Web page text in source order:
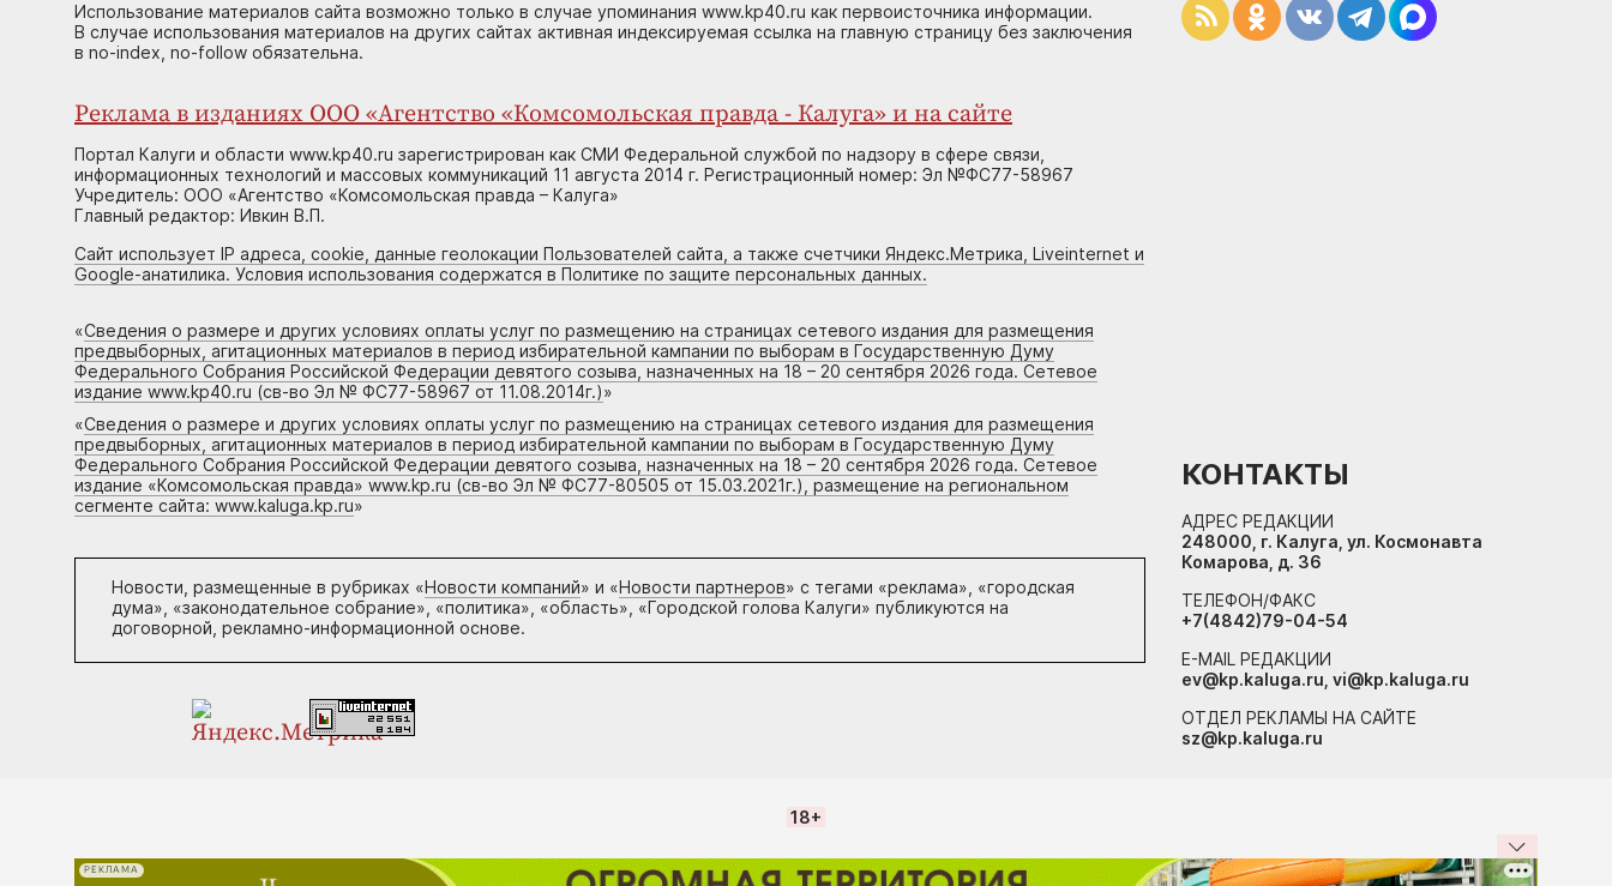
Использование материалов сайта возможно только в случае упоминания www.kp40.ru как первоисточника информации.
В случае использования материалов на других сайтах активная индексируемая ссылка на главную страницу без заключения
в no-index, no-follow обязательна.
Реклама в изданиях ООО «Агентство «Комсомольская правда - Калуга» и на сайте
Портал Калуги и области www.kp40.ru зарегистрирован как СМИ Федеральной службой по надзору в сфере связи,
информационных технологий и массовых коммуникаций 11 августа 2014 г. Регистрационный номер: Эл №ФС77-58967
Учредитель: ООО «Агентство «Комсомольская правда – Калуга»
Главный редактор: Ивкин В.П.
Сайт использует IP адреса, cookie, данные геолокации Пользователей сайта, а также счетчики Яндекс.Метрика, Liveinternet и
Google-анатилика. Условия использования содержатся в Политике по защите персональных данных.
«Сведения о размере и других условиях оплаты услуг по размещению на страницах сетевого издания для размещения
предвыборных, агитационных материалов в период избирательной кампании по выборам в Государственную Думу
Федерального Собрания Российской Федерации девятого созыва, назначенных на 18 – 20 сентября 2026 года. Сетевое
издание www.kp40.ru (св-во Эл № ФС77-58967 от 11.08.2014г.)»
«Сведения о размере и других условиях оплаты услуг по размещению на страницах сетевого издания для размещения
предвыборных, агитационных материалов в период избирательной кампании по выборам в Государственную Думу
Федерального Собрания Российской Федерации девятого созыва, назначенных на 18 – 20 сентября 2026 года. Сетевое
издание «Комсомольская правда» www.kp.ru (св-во Эл № ФС77-80505 от 15.03.2021г.), размещение на региональном
сегменте сайта: www.kaluga.kp.ru»
Новости, размещенные в рубриках «Новости компаний» и «Новости партнеров» с тегами «реклама», «городская
дума», «законодательное собрание», «политика», «область», «Городской голова Калуги» публикуются на
договорной, рекламно-информационной основе.
КОНТАКТЫ
АДРЕС РЕДАКЦИИ
248000, г. Калуга, ул. Космонавта
Комарова, д. 36
ТЕЛЕФОН/ФАКС
+7(4842)79-04-54
E-MAIL РЕДАКЦИИ
ev@kp.kaluga.ru, vi@kp.kaluga.ru
ОТДЕЛ РЕКЛАМЫ НА САЙТЕ
sz@kp.kaluga.ru
18+
РЕКЛАМА